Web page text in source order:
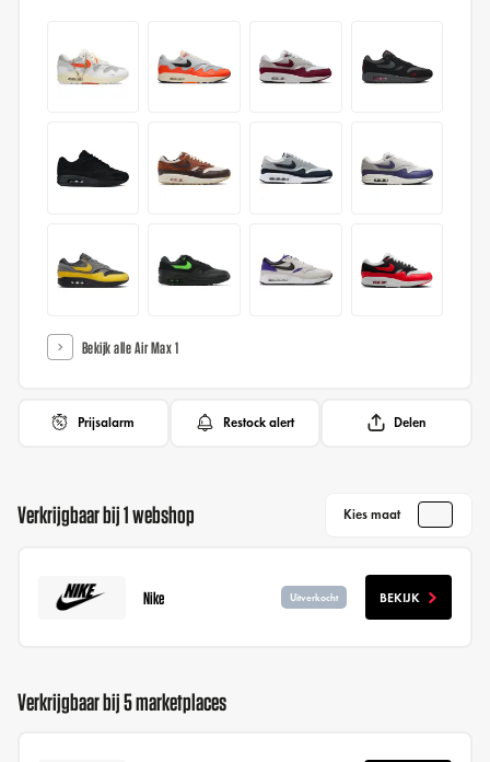
Bekijk alle Air Max 1
Prijsalarm Restock alert Delen
Verkrijgbaar bij 1 webshop Kies maat
Nike Uitverkocht BEKIJK
Verkrijgbaar bij 5 marketplaces